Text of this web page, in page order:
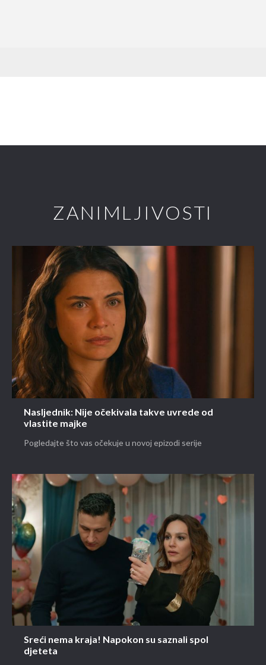
ZANIMLJIVOSTI
Nasljednik: Nije očekivala takve uvrede od
vlastite majke
Pogledajte što vas očekuje u novoj epizodi serije
Sreći nema kraja! Napokon su saznali spol
djeteta